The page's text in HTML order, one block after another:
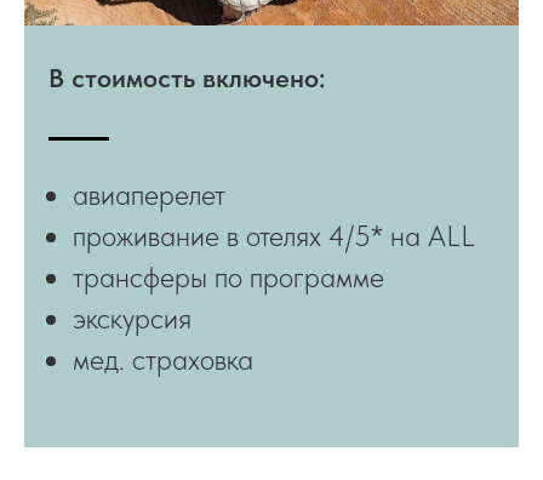
В стоимость включено:
авиаперелет
проживание в отелях 4/5* на ALL
трансферы по программе
экскурсия
мед. страховка